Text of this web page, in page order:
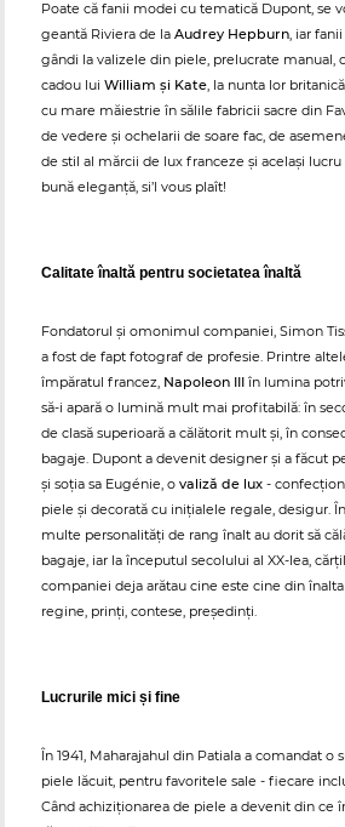
Poate că fanii modei cu tematică Dupont, se
geantă Riviera de la Audrey Hepburn, iar
gândi la valizele din piele, prelucrate manual,
cadou lui William și Kate, la nunta lor
cu mare măiestrie în sălile fabricii sacre din
de vedere și ochelarii de soare fac, de
de stil al mărcii de lux franceze și același lucru
bună eleganță, si’l vous plaît!
Calitate înaltă pentru societatea înaltă
Fondatorul și omonimul companiei, Simon
a fost de fapt fotograf de profesie. Printre
împăratul francez, Napoleon III în lumina
să-i apară o lumină mult mai profitabilă: în
de clasă superioară a călătorit mult și, în
bagaje. Dupont a devenit designer și a făcut
și soția sa Eugénie, o valiză de lux -
piele și decorată cu inițialele regale, desigur.
multe personalități de rang înalt au dorit să
bagaje, iar la începutul secolului al XX-lea,
companiei deja arătau cine este cine din
regine, prinți, contese, președinți.
Lucrurile mici și fine
În 1941, Maharajahul din Patiala a comandat
piele lăcuit, pentru favoritele sale - fiecare
Când achiziționarea de piele a devenit din ce